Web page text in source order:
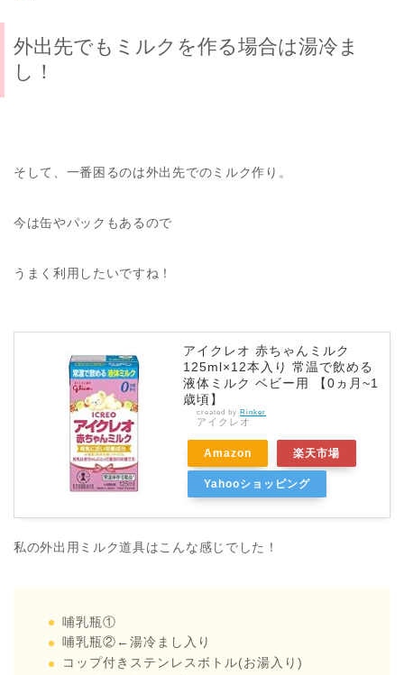
外出先でもミルクを作る場合は湯冷ま
し！
そして、一番困るのは外出先でのミルク作り。
今は缶やパックもあるので
うまく利用したいですね！
アイクレオ 赤ちゃんミルク
125ml×12本入り 常温で飲める
液体ミルク ベビー用 【0ヵ月~1
歳頃】
created by Rinker
アイクレオ
Amazon 楽天市場
Yahooショッピング
私の外出用ミルク道具はこんな感じでした！
哺乳瓶①
哺乳瓶②←湯冷まし入り
コップ付きステンレスボトル(お湯入り)